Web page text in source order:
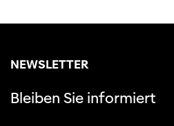
NEWSLETTER
Bleiben Sie informiert